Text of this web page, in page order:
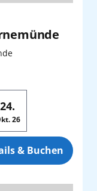
24.
26
& Buchen